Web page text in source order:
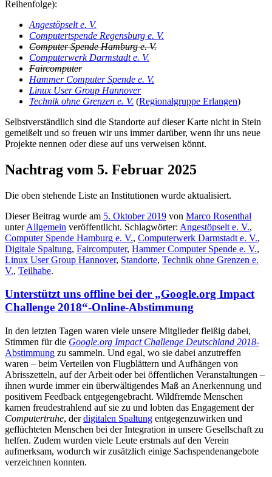
Reihenfolge):
Angestöpselt e. V.
Computertspende Regensburg e. V.
Computer Spende Hamburg e. V.
Computerwerk Darmstadt e. V.
Faircomputer
Hammer Computer Spende e. V.
Linux User Group Hannover
Technik ohne Grenzen e. V. (Regionalgruppe Erlangen)
Selbstverständlich sind die Standorte auf dieser Karte nicht in Stein
gemeißelt und so freuen wir uns immer darüber, wenn ihr uns neue
Projekte nennen oder diese auf uns verweisen könnt.
Nachtrag vom 5. Februar 2025
Die oben stehende Liste an Institutionen wurde aktualisiert.
Dieser Beitrag wurde am 5. Oktober 2019 von Marco Rosenthal
unterAllgemein veröffentlicht. Schlagwörter: Angestöpselt e. V.,
Computer Spende Hamburg e. V., Computerwerk Darmstadt e. V.,
Digitale Spaltung, Faircomputer, Hammer Computer Spende e. V.,
Linux User Group Hannover, Standorte, Technik ohne Grenzen e.
V., Teilhabe.
Unterstützt uns offline bei der „Google.org Impact
Challenge 2018“-Online-Abstimmung
In den letzten Tagen waren viele unsere Mitglieder fleißig dabei,
Stimmen für die Google.org Impact Challenge Deutschland 2018-
Abstimmung zu sammeln. Und egal, wo sie dabei anzutreffen
waren – beim Verteilen von Flugblättern und Aufhängen von
Abrisszetteln, auf der Arbeit oder bei öffentlichen Veranstaltungen –
ihnen wurde immer ein überwältigendes Maß an Anerkennung und
positivem Feedback entgegengebracht. Wildfremde Menschen
kamen freudestrahlend auf sie zu und lobten das Engagement der
Computertruhe, derdigitalen Spaltung entgegenzuwirken und
geflüchteten Menschen bei der Integration in unsere Gesellschaft zu
helfen. Zudem wurden viele Leute erstmals auf den Verein
aufmerksam, wodurch wir zusätzlich einige Sachspendenangebote
verzeichnen konnten.